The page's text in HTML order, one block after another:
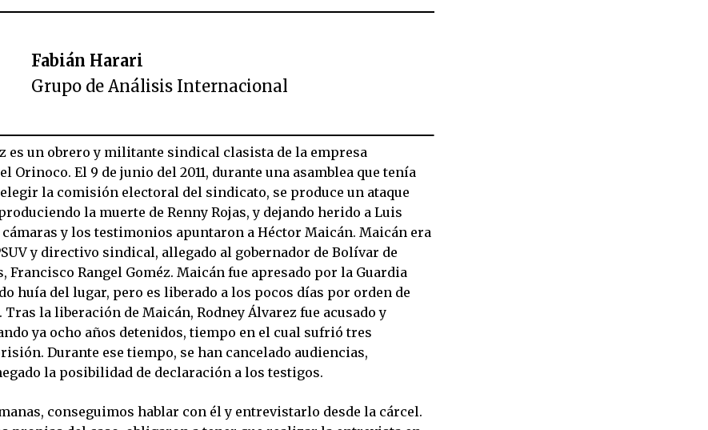
Fabián Harari
Grupo de Análisis Internacional
es un obrero y militante sindical clasista de la empresa
Orinoco. El 9 de junio del 2011, durante una asamblea que tenía
la comisión electoral del sindicato, se produce un ataque
la muerte de Renny Rojas, y dejando herido a Luis
cámaras y los testimonios apuntaron a Héctor Maicán. Maicán era
y directivo sindical, allegado al gobernador de Bolívar de
Francisco Rangel Goméz. Maicán fue apresado por la Guardia
huía del lugar, pero es liberado a los pocos días por orden de
Tras la liberación de Maicán, Rodney Álvarez fue acusado y
ya ocho años detenidos, tiempo en el cual sufrió tres
Durante ese tiempo, se han cancelado audiencias,
la posibilidad de declaración a los testigos.
conseguimos hablar con él y entrevistarlo desde la cárcel.